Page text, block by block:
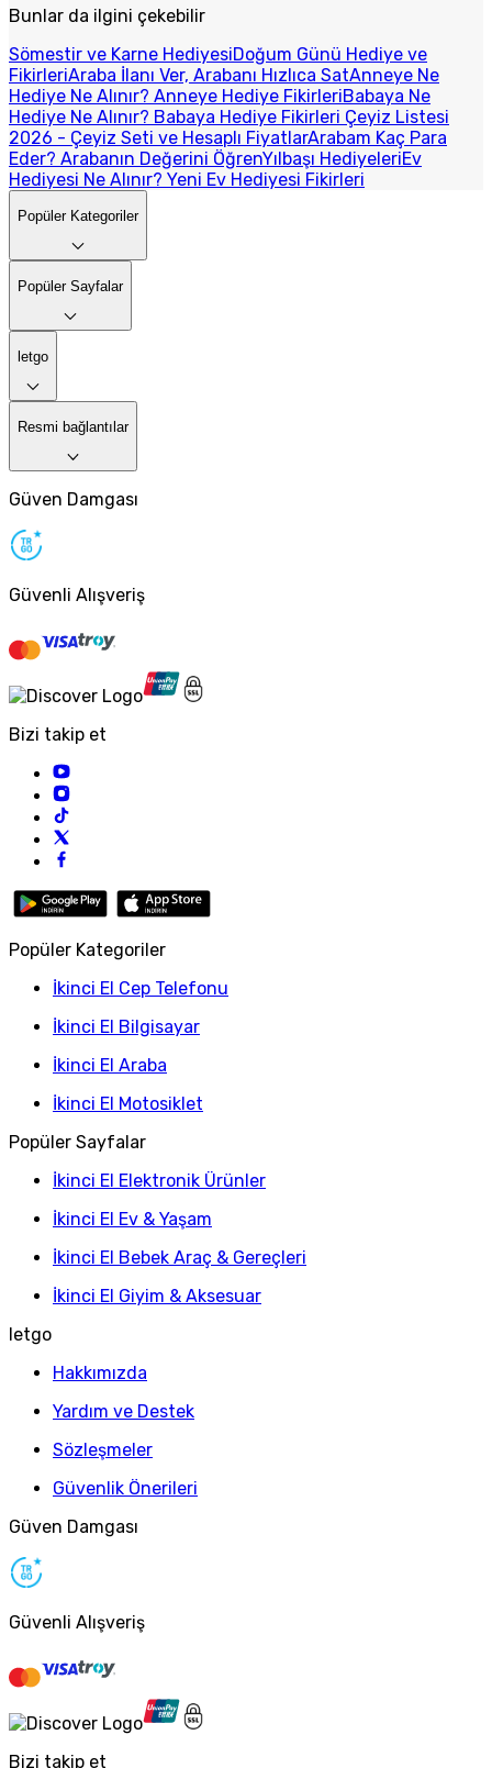
Bunlar da ilgini çekebilir
Sömestir ve Karne HediyesiDoğum Günü Hediye ve
FikirleriAraba İlanı Ver, Arabanı Hızlıca SatAnneye Ne
Hediye Ne Alınır? Anneye Hediye FikirleriBabaya Ne
Hediye Ne Alınır? Babaya Hediye Fikirleri Çeyiz Listesi
2026 - Çeyiz Seti ve Hesaplı FiyatlarArabam Kaç Para
Eder? Arabanın Değerini ÖğrenYılbaşı HediyeleriEv
Hediyesi Ne Alınır? Yeni Ev Hediyesi Fikirleri
Popüler Kategoriler
Popüler Sayfalar
letgo
Resmi bağlantılar
Güven Damgası
Güvenli Alışveriş
Bizi takip et
Popüler Kategoriler
İkinci El Cep Telefonu
İkinci El Bilgisayar
İkinci El Araba
İkinci El Motosiklet
Popüler Sayfalar
İkinci El Elektronik Ürünler
İkinci El Ev & Yaşam
İkinci El Bebek Araç & Gereçleri
İkinci El Giyim & Aksesuar
letgo
Hakkımızda
Yardım ve Destek
Sözleşmeler
Güvenlik Önerileri
Güven Damgası
Güvenli Alışveriş
Bizi takip et